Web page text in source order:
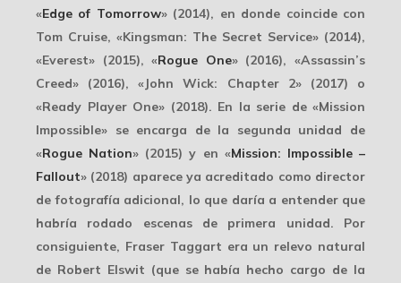
«Edge of Tomorrow» (2014), en donde coincide con
Tom Cruise, «Kingsman: The Secret Service» (2014),
«Everest» (2015), «Rogue One» (2016), «Assassin’s
Creed» (2016), «John Wick: Chapter 2» (2017) o
«Ready Player One» (2018). En la serie de «Mission
Impossible» se encarga de la segunda unidad de
«Rogue Nation» (2015) y en «Mission: Impossible –
Fallout» (2018) aparece ya acreditado como director
de fotografía adicional, lo que daría a entender que
habría rodado escenas de primera unidad. Por
consiguiente, Fraser Taggart era un relevo natural
de Robert Elswit (que se había hecho cargo de la